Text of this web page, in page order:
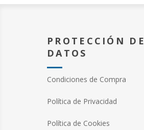
PROTECCIÓN DE
DATOS
Condiciones de Compra
Política de Privacidad
Política de Cookies